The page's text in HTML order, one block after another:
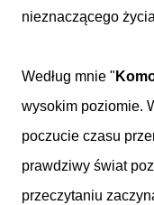
nieznaczącego
Według mnie "
wysokim poziomie.
poczucie czasu
prawdziwy świat
przeczytaniu